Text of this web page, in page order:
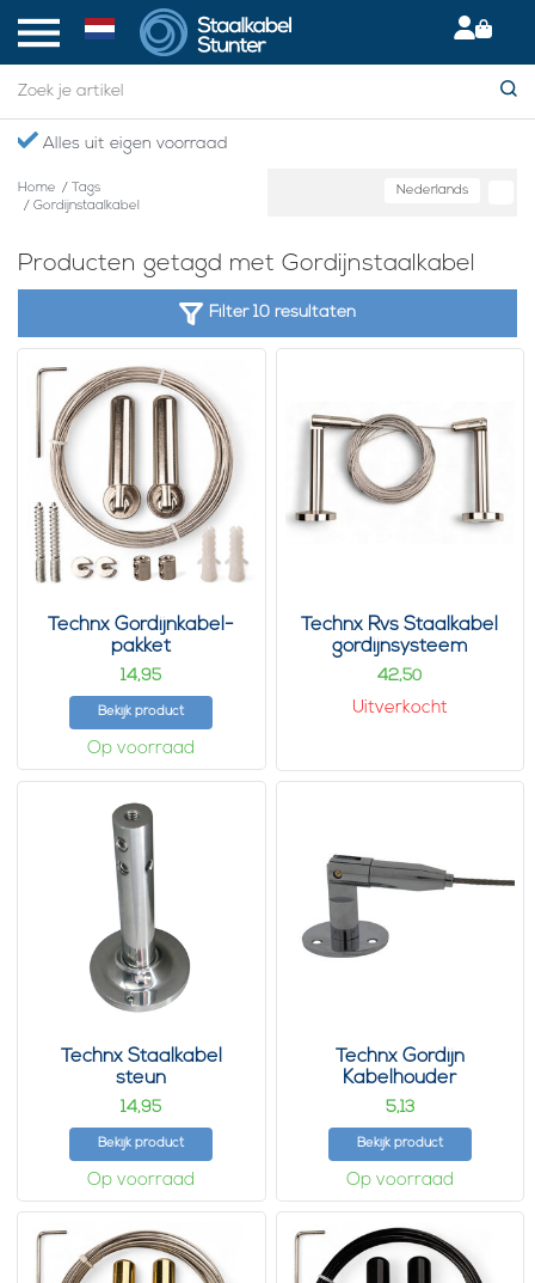
Alles uit eigen voorraad
Home /
Tags
/ Gordijnstaalkabel
Nederlands
Producten getagd met Gordijnstaalkabel
Filter 10 resultaten
Technx Gordijnkabel-
pakket
14,95
Bekijk product
Op voorraad
Technx Rvs Staalkabel
gordijnsysteem
42,50
Uitverkocht
Technx Staalkabel
steun
14,95
Bekijk product
Op voorraad
Technx Gordijn
Kabelhouder
5,13
Bekijk product
Op voorraad